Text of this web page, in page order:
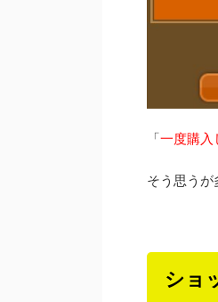
「一度購入
そう思うが
ショ